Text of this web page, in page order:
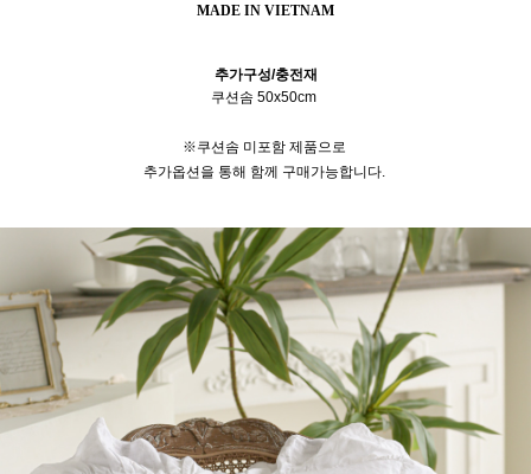
MADE IN VIETNAM
추가구성/충전재
쿠션솜 50x50cm
※쿠션솜 미포함 제품으로
추가옵션을 통해 함께 구매가능합니다.